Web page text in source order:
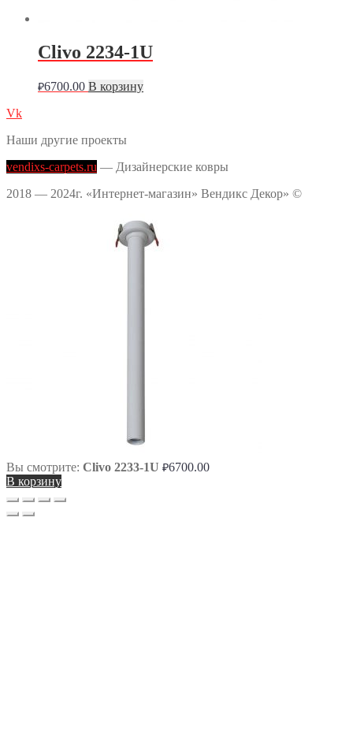
Clivo 2234-1U
₽6700.00 В корзину
Vk
Наши другие проекты
vendixs-carpets.ru — Дизайнерские ковры
2018 — 2024г. «Интернет-магазин» Вендикс Декор» ©
Вы смотрите: Clivo 2233-1U ₽6700.00
В корзину